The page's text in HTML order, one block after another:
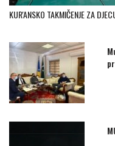
KUR'ANSKO TAKMIČENJE ZA